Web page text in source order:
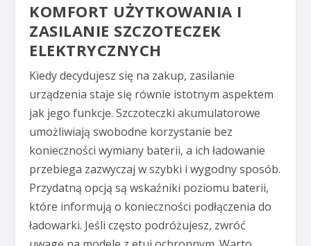
KOMFORT UŻYTKOWANIA I
ZASILANIE SZCZOTECZEK
ELEKTRYCZNYCH
Kiedy decydujesz się na zakup, zasilanie
urządzenia staje się równie istotnym aspektem
jak jego funkcje. Szczoteczki akumulatorowe
umożliwiają swobodne korzystanie bez
konieczności wymiany baterii, a ich ładowanie
przebiega zazwyczaj w szybki i wygodny sposób.
Przydatną opcją są wskaźniki poziomu baterii,
które informują o konieczności podłączenia do
ładowarki. Jeśli często podróżujesz, zwróć